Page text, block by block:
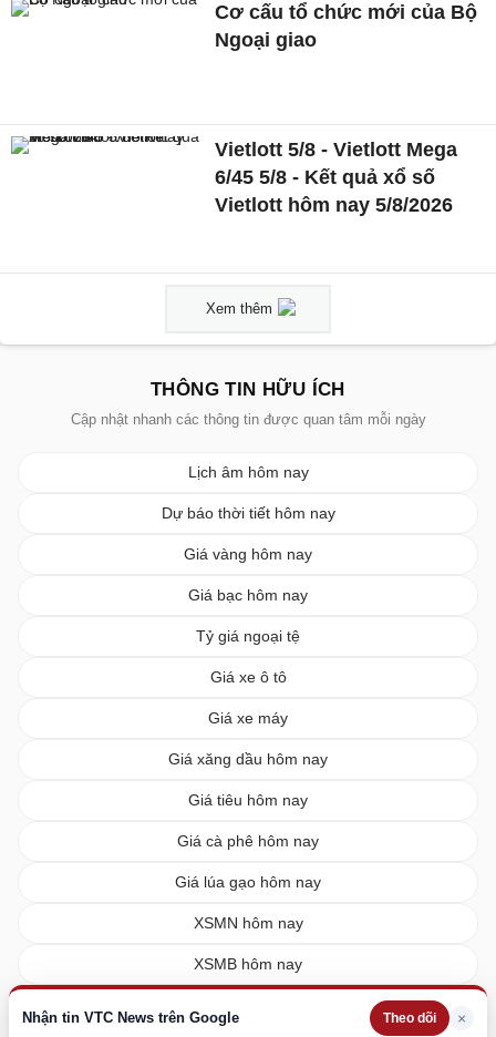
Nhận tin VTC News trên Google Theo dõi ×
Cơ cấu tổ chức mới của Bộ
Ngoại giao
Vietlott 5/8 - Vietlott Mega
6/45 5/8 - Kết quả xổ số
Vietlott hôm nay 5/8/2026
Xem thêm
THÔNG TIN HỮU ÍCH
Cập nhật nhanh các thông tin được quan tâm mỗi ngày
Lịch âm hôm nay
Dự báo thời tiết hôm nay
Giá vàng hôm nay
Giá bạc hôm nay
Tỷ giá ngoại tệ
Giá xe ô tô
Giá xe máy
Giá xăng dầu hôm nay
Giá tiêu hôm nay
Giá cà phê hôm nay
Giá lúa gạo hôm nay
XSMN hôm nay
XSMB hôm nay